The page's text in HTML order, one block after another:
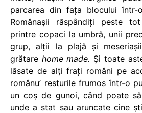
parcarea din faţa blocului într-
Românaşii răspândiţi peste
printre copaci la umbră, unii
grup, alţii la plajă şi
grătare home made. Şi toate
lăsate de alţi fraţi români pe
românu’ resturile frumos într-o
un coş de gunoi, când poate
unde a stat sau aruncate cine